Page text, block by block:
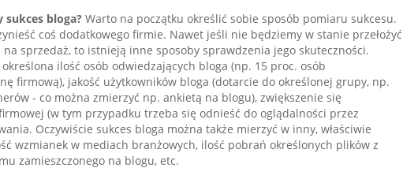
sukces bloga?Warto na początku określić sobie sposób pomiaru sukcesu.
coś dodatkowego firmie. Nawet jeśli nie będziemy w stanie przełożyć
sprzedaż, to istnieją inne sposoby sprawdzenia jego skuteczności.
określona ilość osób odwiedzających bloga (np. 15 proc. osób
firmową), jakość użytkowników bloga (dotarcie do określonej grupy, np.
- co można zmierzyć np. ankietą na blogu), zwiększenie się
(w tym przypadku trzeba się odnieść do oglądalności przez
Oczywiście sukces bloga można także mierzyć w inny, właściwie
wzmianek w mediach branżowych, ilość pobrań określonych plików z
zamieszczonego na blogu, etc.